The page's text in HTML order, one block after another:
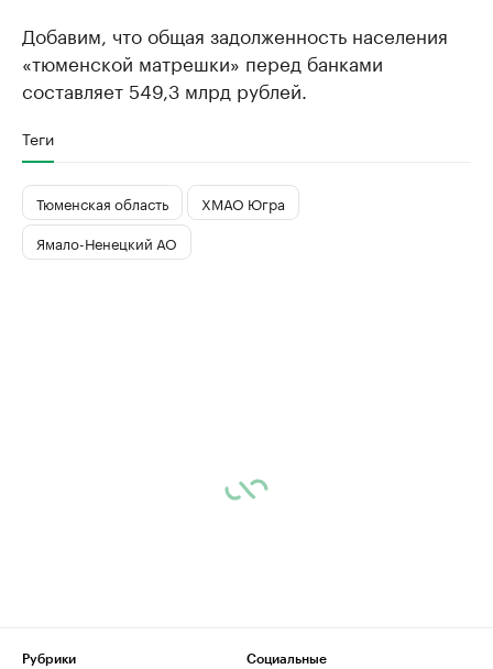
Добавим, что общая задолженность населения
«тюменской матрешки» перед банками
составляет 549,3 млрд рублей.
Теги
Тюменская область
ХМАО Югра
Ямало-Ненецкий АО
Рубрики
Социальные